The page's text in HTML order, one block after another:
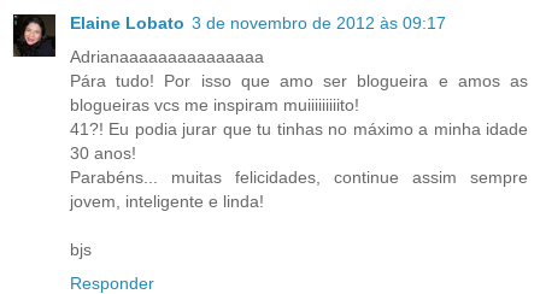
Elaine Lobato 3 de novembro de 2012 às 09:17
Adrianaaaaaaaaaaaaaaa
Pára tudo! Por isso que amo ser blogueira e amos as
blogueiras vcs me inspiram muiiiiiiiiito!
41?! Eu podia jurar que tu tinhas no máximo a minha idade
30 anos!
Parabéns... muitas felicidades, continue assim sempre
jovem, inteligente e linda!
bjs
Responder